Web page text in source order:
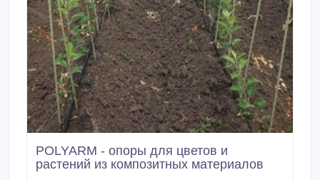
POLYARM - опоры для цветов и
растений из композитных материалов